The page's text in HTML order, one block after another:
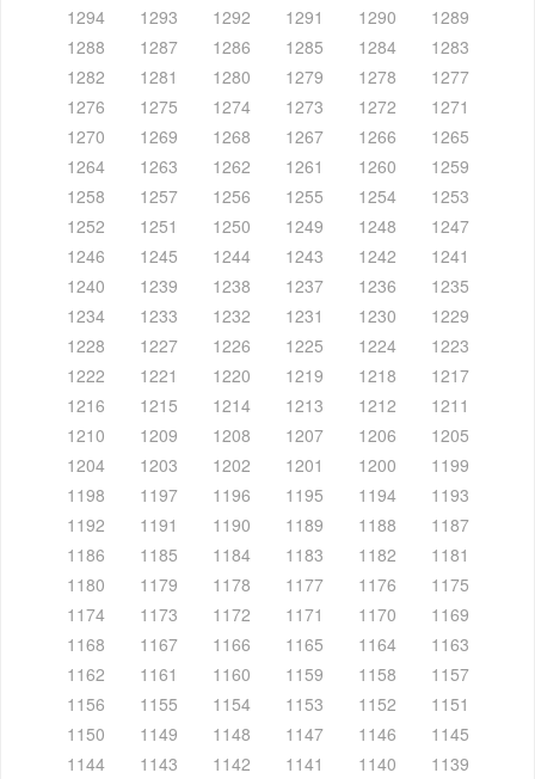
1294
1293 1292 1291 1290
1289
1288
1287 1286 1285 1284
1283
1282
1281 1280 1279 1278
1277
1276
1275 1274 1273 1272
1271
1270
1269 1268 1267 1266
1265
1264
1263 1262 1261 1260
1259
1258
1257 1256 1255 1254
1253
1252
1251 1250 1249 1248
1247
1246
1245 1244 1243 1242
1241
1240
1239 1238 1237 1236
1235
1234
1233 1232 1231 1230
1229
1228
1227 1226 1225 1224
1223
1222
1221 1220 1219 1218
1217
1216
1215 1214 1213 1212
1211
1210
1209 1208 1207 1206
1205
1204
1203 1202 1201 1200
1199
1198
1197 1196 1195 1194
1193
1192
1191 1190 1189 1188
1187
1186
1185 1184 1183 1182
1181
1180
1179 1178 1177 1176
1175
1174
1173 1172 1171 1170
1169
1168
1167 1166 1165 1164
1163
1162
1161 1160 1159 1158
1157
1156
1155 1154 1153 1152
1151
1150
1149 1148 1147 1146
1145
1144
1143 1142 1141 1140
1139